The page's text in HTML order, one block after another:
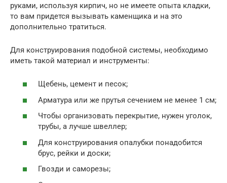
руками, используя кирпич, но не имеете опыта кладки,
то вам придется вызывать каменщика и на это
дополнительно тратиться.
Для конструирования подобной системы, необходимо
иметь такой материал и инструменты:
Щебень, цемент и песок;
Арматура или же прутья сечением не менее 1 см;
Чтобы организовать перекрытие, нужен уголок,
трубы, а лучше швеллер;
Для конструирования опалубки понадобится
брус, рейки и доски;
Гвозди и саморезы;